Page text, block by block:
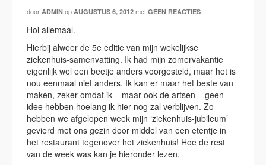
door ADMIN op AUGUSTUS 6, 2012 met GEEN REACTIES
Hoi allemaal.
Hierbij alweer de 5e editie van mijn wekelijkse
ziekenhuis-samenvatting. Ik had mijn zomervakantie
eigenlijk wel een beetje anders voorgesteld, maar het is
nou eenmaal niet anders. Ik kan er maar het beste van
maken, zeker omdat ik – maar ook de artsen – geen
idee hebben hoelang ik hier nog zal verblijven. Zo
hebben we afgelopen week mijn ‘ziekenhuis-jubileum’
gevierd met ons gezin door middel van een etentje in
het restaurant tegenover het ziekenhuis! Hoe de rest
van de week was kan je hieronder lezen.